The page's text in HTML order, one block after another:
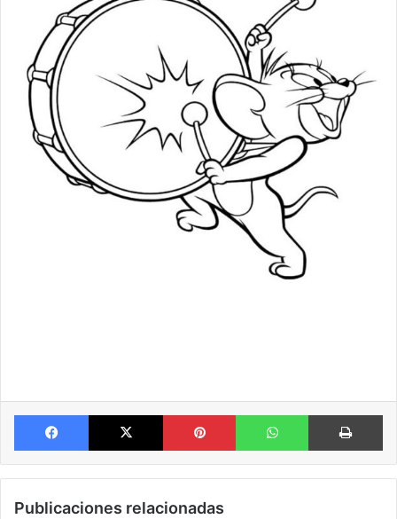
Facebook X Pinterest WhatsApp
Publicaciones relacionadas